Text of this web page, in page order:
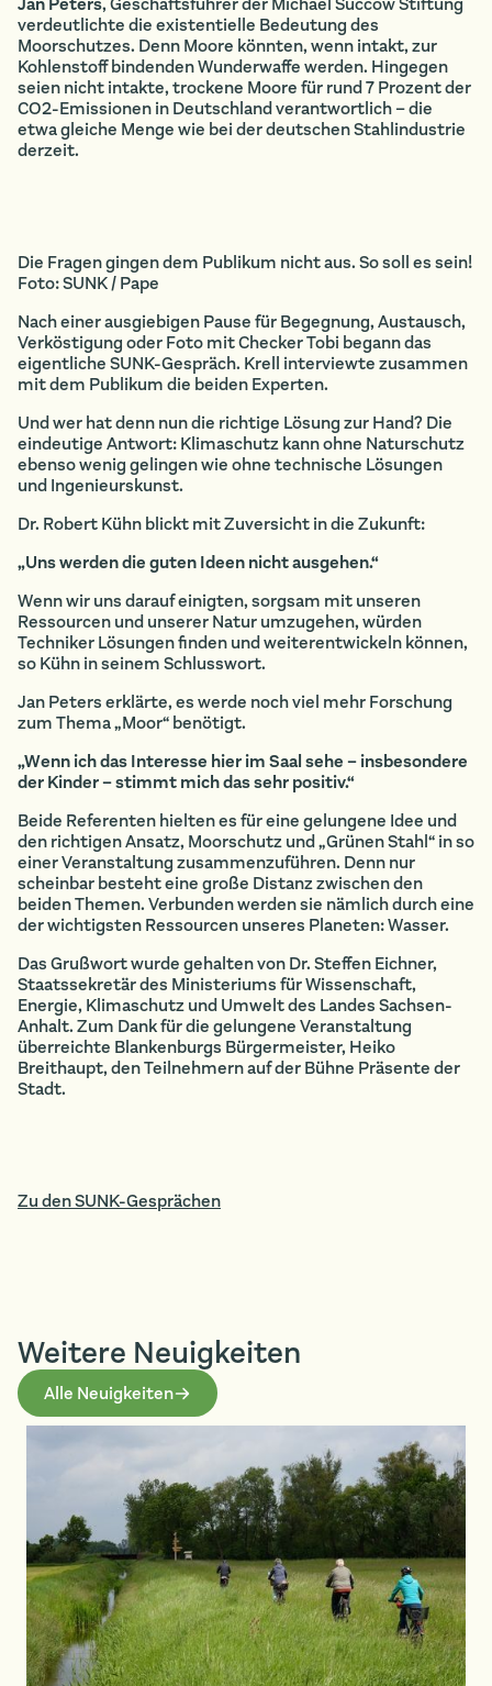
verdeutlichte die existentielle Bedeutung des
Moorschutzes. Denn Moore könnten, wenn intakt, zur
Kohlenstoff bindenden Wunderwaffe werden. Hingegen
seien nicht intakte, trockene Moore für rund 7 Prozent der
CO2-Emissionen in Deutschland verantwortlich – die
etwa gleiche Menge wie bei der deutschen Stahlindustrie
derzeit.
Die Fragen gingen dem Publikum nicht aus. So soll es sein!
Foto: SUNK / Pape
Nach einer ausgiebigen Pause für Begegnung, Austausch,
Verköstigung oder Foto mit Checker Tobi begann das
eigentliche SUNK-Gespräch. Krell interviewte zusammen
mit dem Publikum die beiden Experten.
Und wer hat denn nun die richtige Lösung zur Hand? Die
eindeutige Antwort: Klimaschutz kann ohne Naturschutz
ebenso wenig gelingen wie ohne technische Lösungen
und Ingenieurskunst.
Dr. Robert Kühn blickt mit Zuversicht in die Zukunft:
„Uns werden die guten Ideen nicht ausgehen.“
Wenn wir uns darauf einigten, sorgsam mit unseren
Ressourcen und unserer Natur umzugehen, würden
Techniker Lösungen finden und weiterentwickeln können,
so Kühn in seinem Schlusswort.
Jan Peters erklärte, es werde noch viel mehr Forschung
zum Thema „Moor“ benötigt.
„Wenn ich das Interesse hier im Saal sehe – insbesondere
der Kinder – stimmt mich das sehr positiv.“
Beide Referenten hielten es für eine gelungene Idee und
den richtigen Ansatz, Moorschutz und „Grünen Stahl“ in so
einer Veranstaltung zusammenzuführen. Denn nur
scheinbar besteht eine große Distanz zwischen den
beiden Themen. Verbunden werden sie nämlich durch eine
der wichtigsten Ressourcen unseres Planeten: Wasser.
Das Grußwort wurde gehalten von Dr. Steffen Eichner,
Staatssekretär des Ministeriums für Wissenschaft,
Energie, Klimaschutz und Umwelt des Landes Sachsen-
Anhalt. Zum Dank für die gelungene Veranstaltung
überreichte Blankenburgs Bürgermeister, Heiko
Breithaupt, den Teilnehmern auf der Bühne Präsente der
Stadt.
Zu den SUNK-Gesprächen
Weitere Neuigkeiten
Alle Neuigkeiten